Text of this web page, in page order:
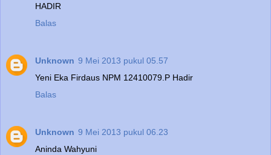
HADIR
Balas
Unknown 9 Mei 2013 pukul 05.57
Yeni Eka Firdaus NPM 12410079.P Hadir
Balas
Unknown 9 Mei 2013 pukul 06.23
Aninda Wahyuni